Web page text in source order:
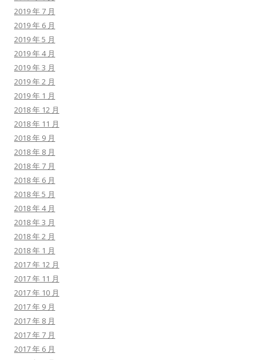
2019 年 7 月
2019 年 6 月
2019 年 5 月
2019 年 4 月
2019 年 3 月
2019 年 2 月
2019 年 1 月
2018 年 12 月
2018 年 11 月
2018 年 9 月
2018 年 8 月
2018 年 7 月
2018 年 6 月
2018 年 5 月
2018 年 4 月
2018 年 3 月
2018 年 2 月
2018 年 1 月
2017 年 12 月
2017 年 11 月
2017 年 10 月
2017 年 9 月
2017 年 8 月
2017 年 7 月
2017 年 6 月